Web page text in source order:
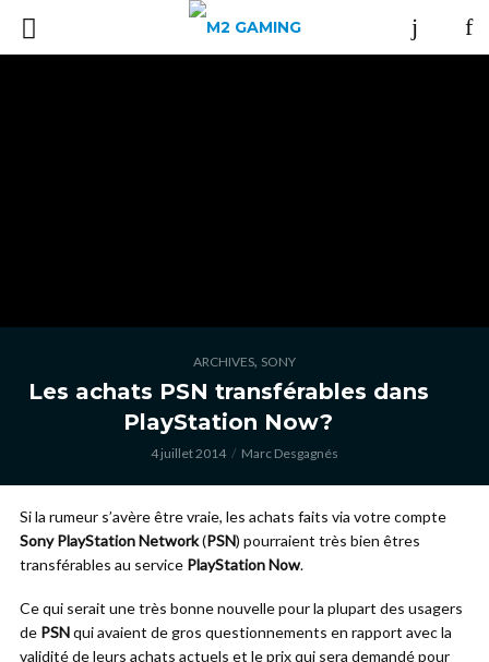
ARCHIVES, SONY
Les achats PSN transférables dans
PlayStation Now?
4 juillet 2014 Marc Desgagnés
Si la rumeur s’avère être vraie, les achats faits via votre compte
Sony PlayStation Network(PSN) pourraient très bien êtres
transférables au service PlayStation Now.
Ce qui serait une très bonne nouvelle pour la plupart des usagers
de PSNqui avaient de gros questionnements en rapport avec la
validité de leurs achats actuels et le prix qui sera demandé pour